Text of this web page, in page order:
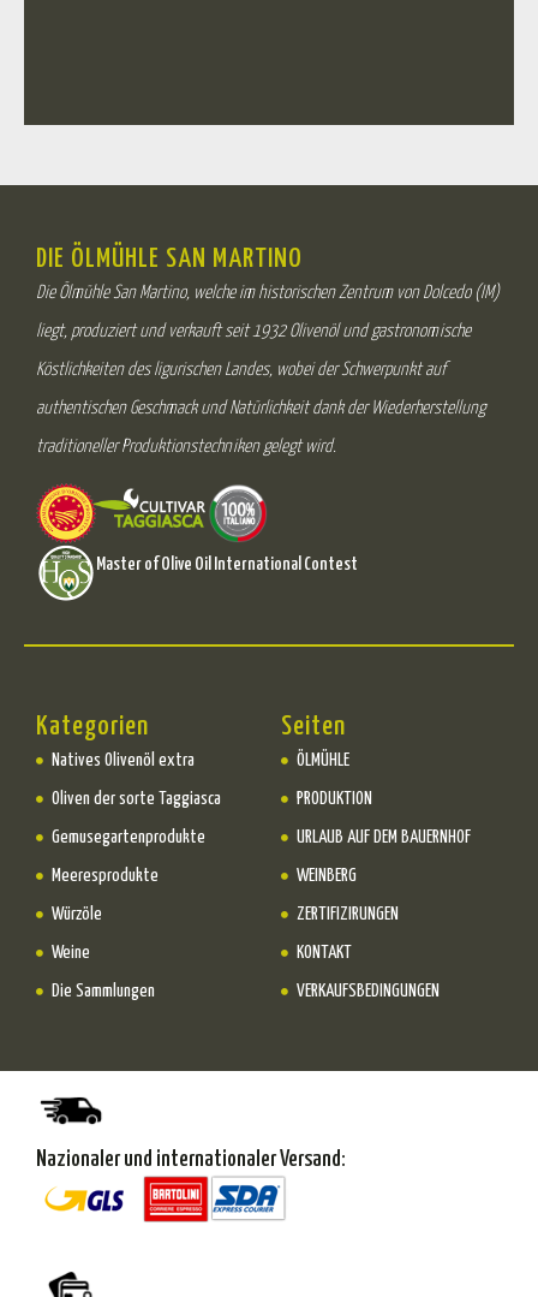
DIE ÖLMÜHLE SAN MARTINO
Die Ölmühle San Martino, welche im historischen Zentrum von Dolcedo (IM)
liegt, produziert und verkauft seit 1932 Olivenöl und gastronomische
Köstlichkeiten des ligurischen Landes, wobei der Schwerpunkt auf
authentischen Geschmack und Natürlichkeit dank der Wiederherstellung
traditioneller Produktionstechniken gelegt wird.
Master of Olive Oil International Contest
Kategorien
Natives Olivenöl extra
Oliven der sorte Taggiasca
Gemusegartenprodukte
Meeresprodukte
Würzöle
Weine
Die Sammlungen
Seiten
ÖLMÜHLE
PRODUKTION
URLAUB AUF DEM BAUERNHOF
WEINBERG
ZERTIFIZIRUNGEN
KONTAKT
VERKAUFSBEDINGUNGEN
Nazionaler und internationaler Versand: